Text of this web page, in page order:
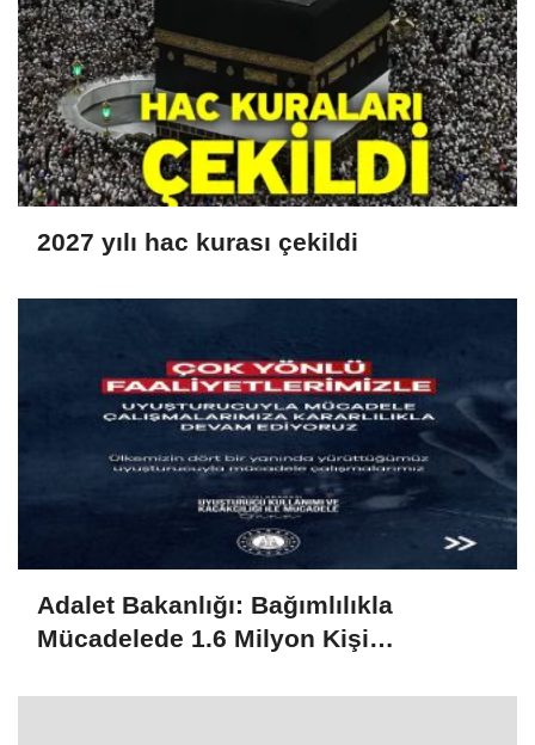
2027 yılı hac kurası çekildi
Adalet Bakanlığı: Bağımlılıkla
Mücadelede 1.6 Milyon Kişi